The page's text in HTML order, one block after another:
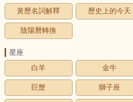
黃歷名詞解釋
歷史上的今天
陰陽曆轉換
星座
白羊
金牛
巨蟹 獅子座